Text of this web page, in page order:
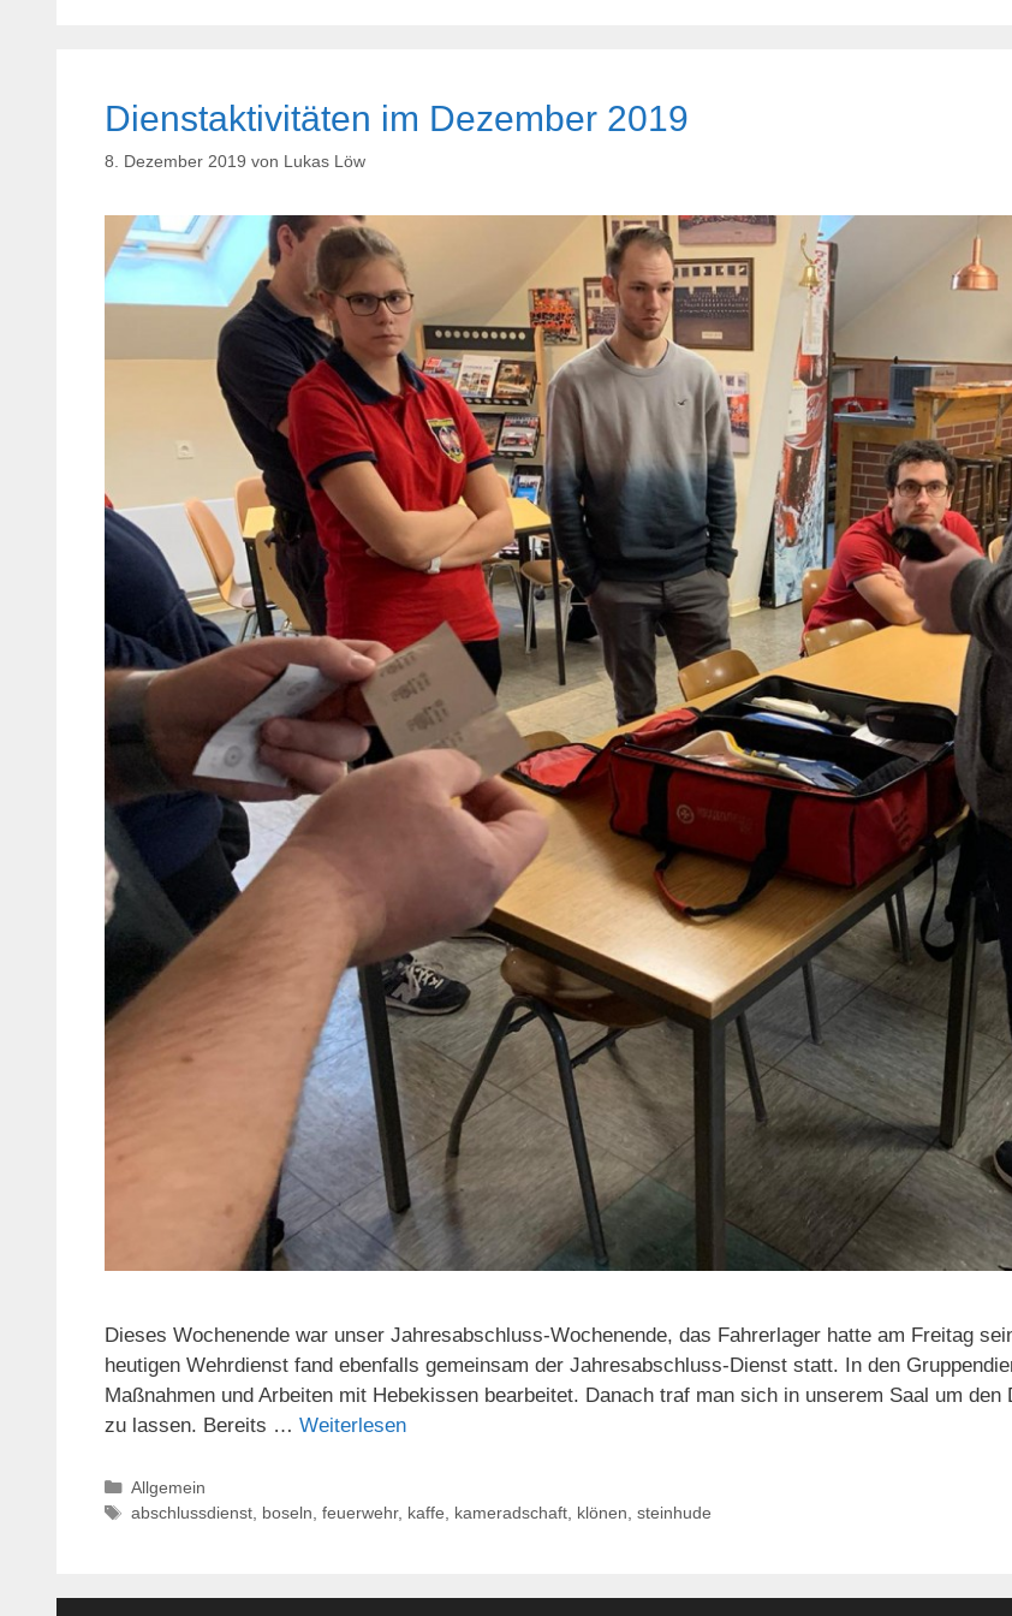
Dienstaktivitäten im Dezember 2019
8. Dezember 2019 von Lukas Löw
Dieses Wochenende war unser Jahresabschluss-Wochenende, das Fahrerlager hatte am Freitag
heutigen Wehrdienst fand ebenfalls gemeinsam der Jahresabschluss-Dienst statt. In den
Maßnahmen und Arbeiten mit Hebekissen bearbeitet. Danach traf man sich in unserem Saal um
zu lassen. Bereits … Weiterlesen
Kategorien
Allgemein
Schlagwörter
abschlussdienst, boseln feuerwehr, kaffe kameradschaft, klönen steinhude